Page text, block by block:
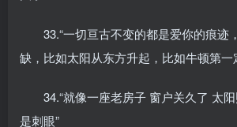
33.“一切亘古不变的都是爱你的痕迹
缺，比如太阳从东方升起，比如牛顿第一
34.“就像一座老房子 窗户关久了 太
是刺眼”